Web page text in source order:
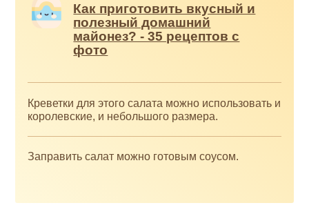
Как приготовить вкусный и
полезный домашний
майонез? - 35 рецептов с
фото
Креветки для этого салата можно использовать и
королевские, и небольшого размера.
Заправить салат можно готовым соусом.